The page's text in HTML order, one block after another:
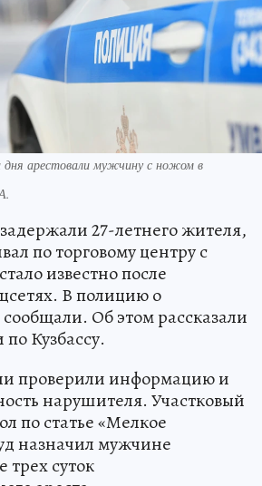
дня арестовали мужчину с ножом в
27-летнего жителя,
по торговому центру с
известно после
В полицию о
Об этом рассказали
Кузбассу.
проверили информацию и
нарушителя. Участковый
по статье «Мелкое
назначил мужчине
трех суток